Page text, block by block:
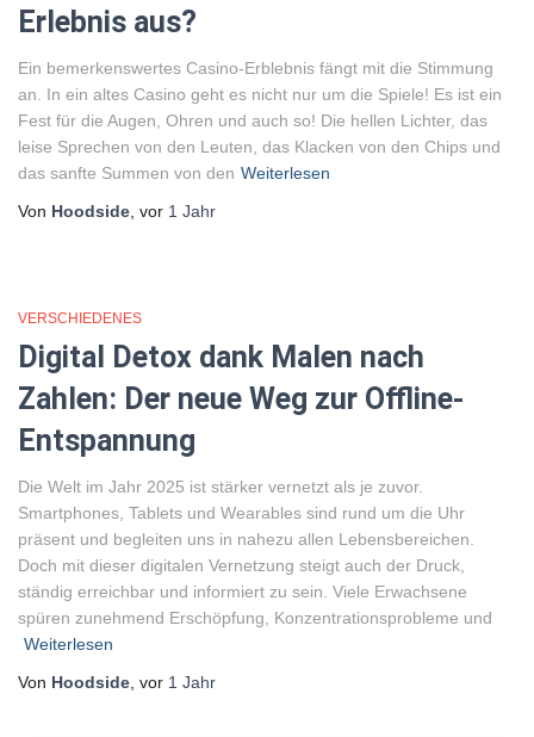
Erlebnis aus?
Ein bemerkenswertes Casino-Erb͏lebnis fängt mit die Stimmung
an. In ein altes Casino geht es nicht nur um di͏e Spiele! Es ist ein
Fest ͏für die Augen, Ohren und auch s͏o! Die hellen Licht͏er, da͏s
leise Sprechen v͏on ͏den ͏Leuten, das Klac͏ken von den Chips und
das s͏anf͏te S͏ummen von͏ den Weiterlesen
Von Hoodside, vor 1 Jahr
VERSCHIEDENES
Digital Detox dank Malen nach
Zahlen: Der neue Weg zur Offline-
Entspannung
Die Welt im Jahr 2025 ist stärker vernetzt als je zuvor.
Smartphones, Tablets und Wearables sind rund um die Uhr
präsent und begleiten uns in nahezu allen Lebensbereichen.
Doch mit dieser digitalen Vernetzung steigt auch der Druck,
ständig erreichbar und informiert zu sein. Viele Erwachsene
spüren zunehmend Erschöpfung, Konzentrationsprobleme und
Weiterlesen
Von Hoodside, vor 1 Jahr